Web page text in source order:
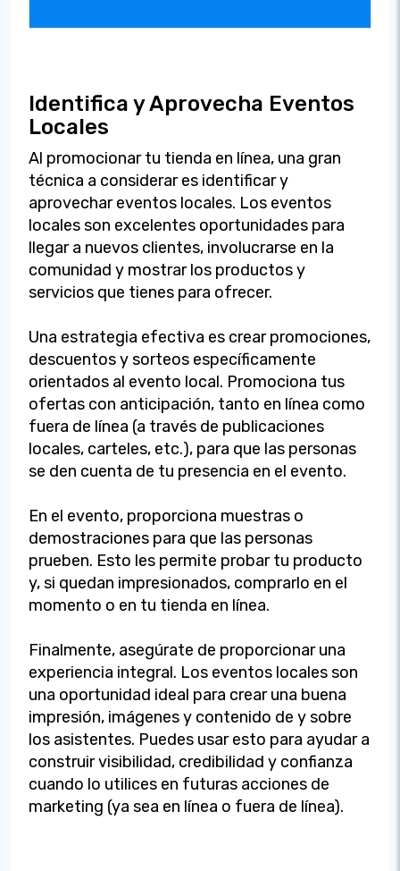
Identifica y Aprovecha Eventos
Locales
Al promocionar tu tienda en línea, una gran
técnica a considerar es identificar y
aprovechar eventos locales. Los eventos
locales son excelentes oportunidades para
llegar a nuevos clientes, involucrarse en la
comunidad y mostrar los productos y
servicios que tienes para ofrecer.
Una estrategia efectiva es crear promociones,
descuentos y sorteos específicamente
orientados al evento local. Promociona tus
ofertas con anticipación, tanto en línea como
fuera de línea (a través de publicaciones
locales, carteles, etc.), para que las personas
se den cuenta de tu presencia en el evento.
En el evento, proporciona muestras o
demostraciones para que las personas
prueben. Esto les permite probar tu producto
y, si quedan impresionados, comprarlo en el
momento o en tu tienda en línea.
Finalmente, asegúrate de proporcionar una
experiencia integral. Los eventos locales son
una oportunidad ideal para crear una buena
impresión, imágenes y contenido de y sobre
los asistentes. Puedes usar esto para ayudar a
construir visibilidad, credibilidad y confianza
cuando lo utilices en futuras acciones de
marketing (ya sea en línea o fuera de línea).